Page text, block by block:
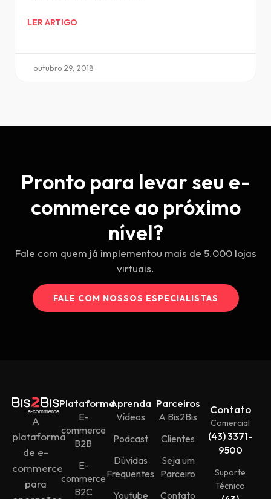
LER ARTIGO
outubro 29, 2018
Pronto para levar seu e-
commerce ao próximo
nível?
Fale com quem já implementou mais de 5.000 lojas
virtuais.
FALE COM NOSSOS ESPECIALISTAS
A
plataforma
de e-
commerce
para
Plataforma
E-
commerce
B2B
E-
commerce
B2C
Aprenda
Vídeos
Podcast
Dúvidas
Frequentes
Youtube
Parceiros
A Bis2Bis
Clientes
Seja um
Parceiro
Contato
Contato
Comercial
(43) 3371-
9500
Suporte
Técnico